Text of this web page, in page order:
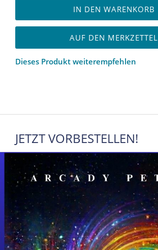
IN DEN WARENKORB
AUF DEN MERKZETTEL
Dieses Produkt weiterempfehlen
JETZT VORBESTELLEN!